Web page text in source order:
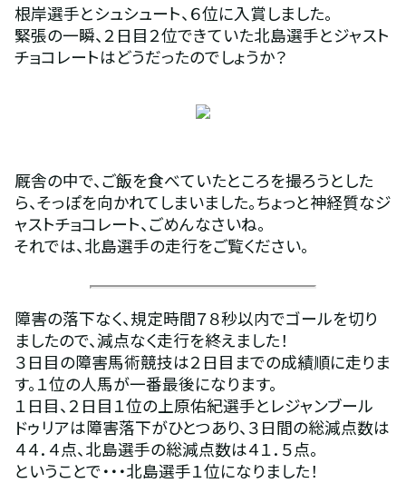
根岸選手とシュシュート、６位に入賞しました。
緊張の一瞬、２日目２位できていた北島選手とジャスト
チョコレートはどうだったのでしょうか？
厩舎の中で、ご飯を食べていたところを撮ろうとした
ら、そっぽを向かれてしまいました。ちょっと神経質なジ
ャストチョコレート、ごめんなさいね。
それでは、北島選手の走行をご覧ください。
障害の落下なく、規定時間７８秒以内でゴールを切り
ましたので、減点なく走行を終えました！
３日目の障害馬術競技は２日目までの成績順に走りま
す。１位の人馬が一番最後になります。
１日目、２日目１位の上原佑紀選手とレジャンブール
ドゥリアは障害落下がひとつあり、３日間の総減点数は
４４．４点、北島選手の総減点数は４１．５点。
ということで・・・北島選手１位になりました！